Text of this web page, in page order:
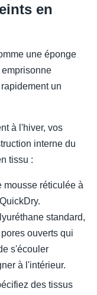
en
une éponge
un
à l'hiver, vos
interne du
tissu :
mousse réticulée à
standard,
ouverts qui
s'écouler
à l'intérieur.
des tissus